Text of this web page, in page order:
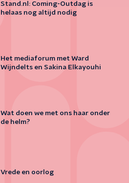
Stand.nl: Coming-Outdag is
helaas nog altijd nodig
Het mediaforum met Ward
Wijndelts en Sakina Elkayouhi
Wat doen we met ons haar onder
de helm?
Vrede en oorlog